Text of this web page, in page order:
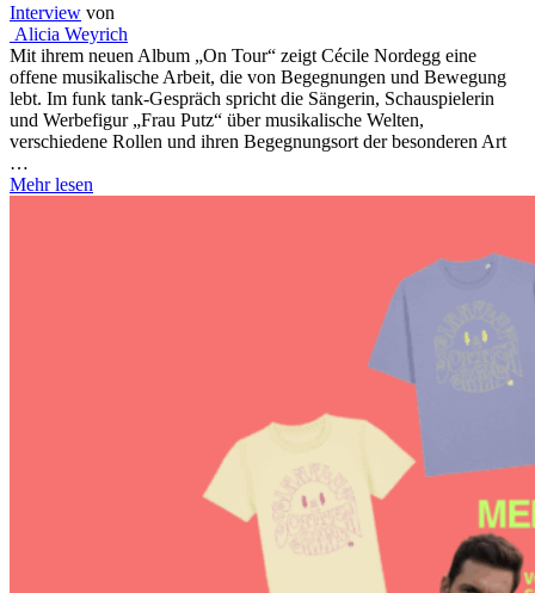
Interview von
Alicia Weyrich
Mit ihrem neuen Album „On Tour“ zeigt Cécile Nordegg eine
offene musikalische Arbeit, die von Begegnungen und Bewegung
lebt. Im funk tank-Gespräch spricht die Sängerin, Schauspielerin
und Werbefigur „Frau Putz“ über musikalische Welten,
verschiedene Rollen und ihren Begegnungsort der besonderen Art
…
Mehr lesen